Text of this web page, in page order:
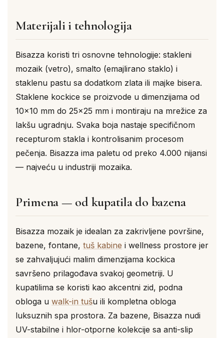
Materijali i tehnologija
Bisazza koristi tri osnovne tehnologije: stakleni
mozaik (vetro), smalto (emajlirano staklo) i
staklenu pastu sa dodatkom zlata ili majke bisera.
Staklene kockice se proizvode u dimenzijama od
10×10 mm do 25×25 mm i montiraju na mrežice za
lakšu ugradnju. Svaka boja nastaje specifičnom
recepturom stakla i kontrolisanim procesom
pečenja. Bisazza ima paletu od preko 4.000 nijansi
— najveću u industriji mozaika.
Primena — od kupatila do bazena
Bisazza mozaik je idealan za zakrivljene površine,
bazene, fontane, tuš kabine i wellness prostore jer
se zahvaljujući malim dimenzijama kockica
savršeno prilagođava svakoj geometriji. U
kupatilima se koristi kao akcentni zid, podna
obloga u walk-in tušu ili kompletna obloga
luksuznih spa prostora. Za bazene, Bisazza nudi
UV-stabilne i hlor-otporne kolekcije sa anti-slip